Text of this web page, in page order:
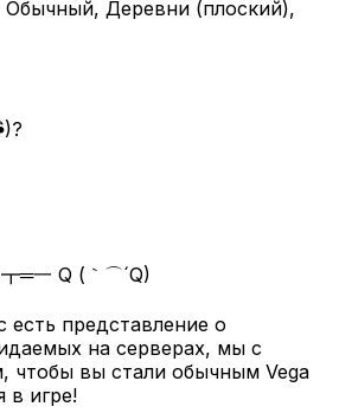
Деревни (плоский),
一 Q (｀⌒´Q)
есть представление о
на серверах, мы с
чтобы вы стали обычным Vega
в игре!